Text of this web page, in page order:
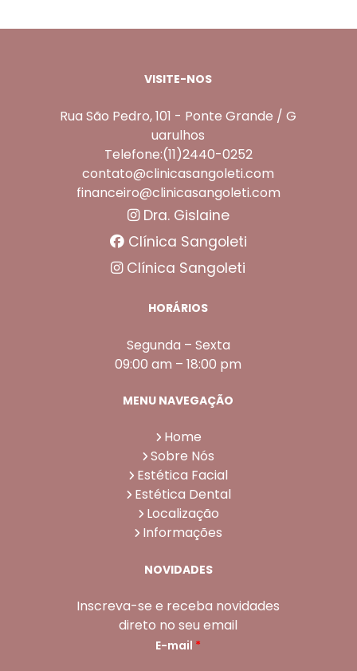
VISITE-NOS
Rua São Pedro, 101 - Ponte Grande / G
uarulhos
Telefone:(11)2440-0252
contato@clinicasangoleti.com
financeiro@clinicasangoleti.com
Dra. Gislaine
Clínica Sangoleti
Clínica Sangoleti
HORÁRIOS
Segunda – Sexta
09:00 am – 18:00 pm
MENU NAVEGAÇÃO
Home
Sobre Nós
Estética Facial
Estética Dental
Localização
Informações
NOVIDADES
Inscreva-se e receba novidades
direto no seu email
E-mail *